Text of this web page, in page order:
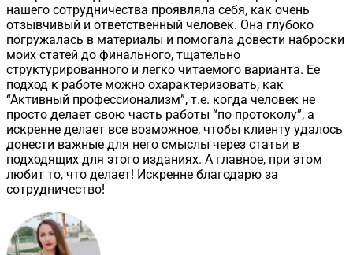
нашего сотрудничества проявляла себя, как очень
отзывчивый и ответственный человек. Она глубоко
погружалась в материалы и помогала довести наброски
моих статей до финального, тщательно
структурированного и легко читаемого варианта. Ее
подход к работе можно охарактеризовать, как
“Активный профессионализм”, т.е. когда человек не
просто делает свою часть работы “по протоколу”, а
искренне делает все возможное, чтобы клиенту удалось
донести важные для него смыслы через статьи в
подходящих для этого изданиях. А главное, при этом
любит то, что делает! Искренне благодарю за
сотрудничество!